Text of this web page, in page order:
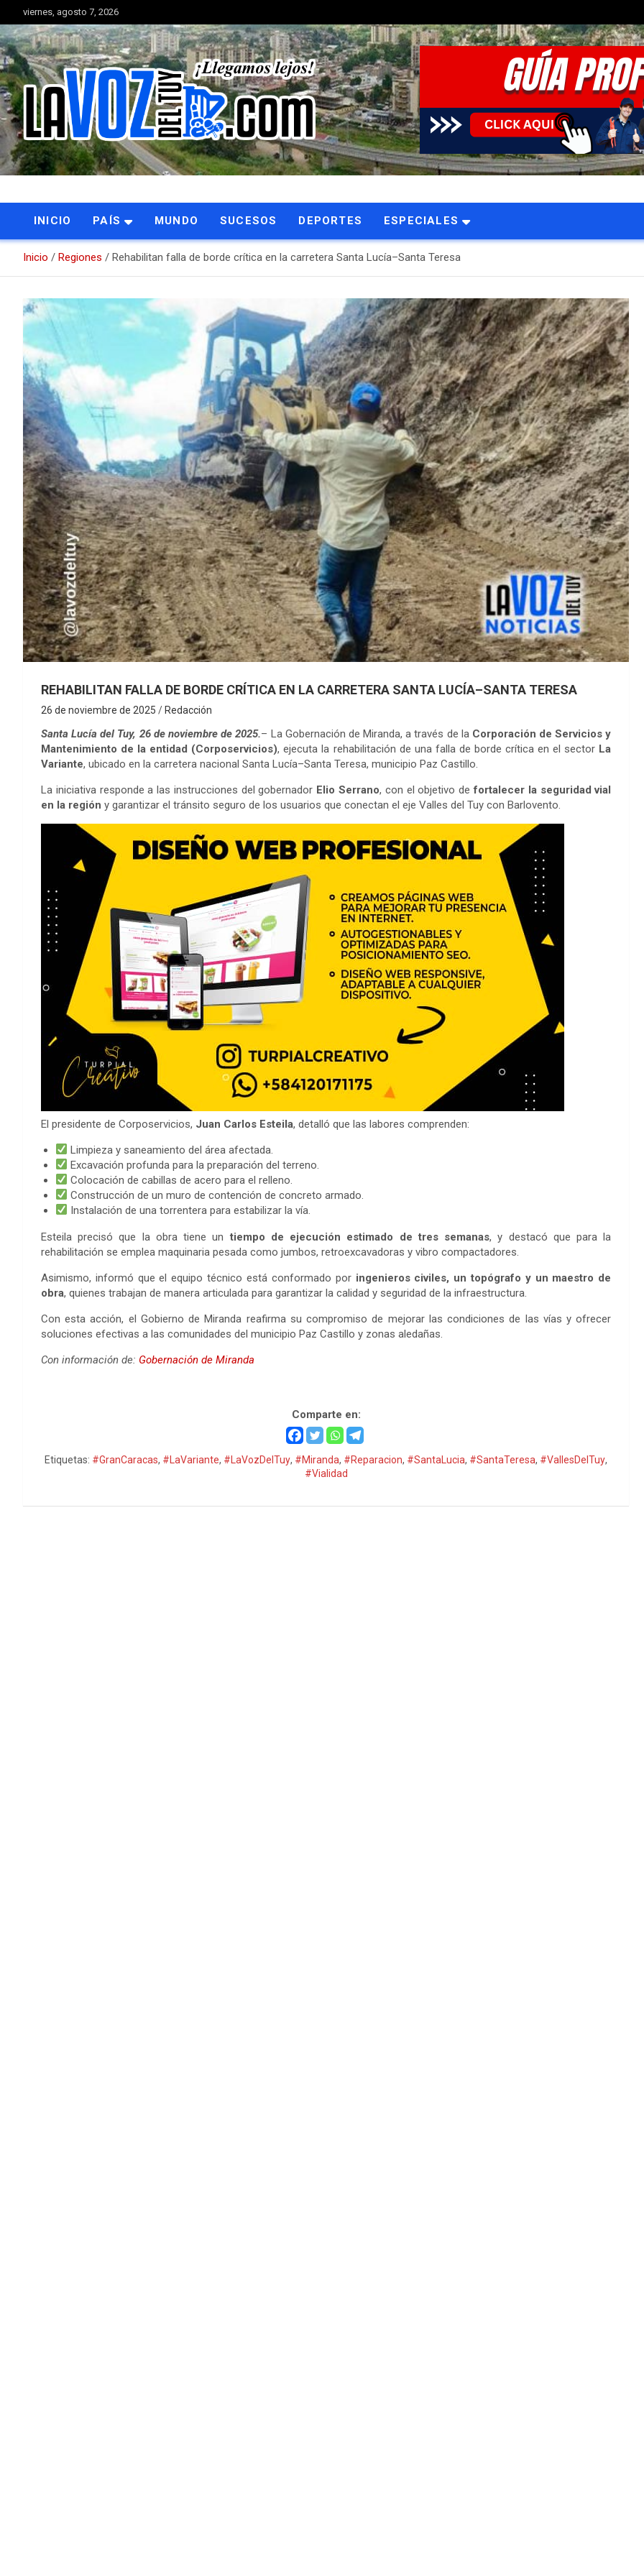
al
contenido
viernes, agosto 7, 2026
La Voz del Tuy
Portal de noticias
INICIO PAÍS MUNDO SUCESOS DEPORTES ESPECIALES
Inicio Regiones Rehabilitan falla de borde crítica en la carretera Santa Lucía–Santa Teresa
REHABILITAN FALLA DE BORDE CRÍTICA EN LA CARRETERA SANTA LUCÍA–SANTA TERESA
26 de noviembre de 2025 Redacción
Santa Lucía del Tuy, 26 de noviembre de 2025.– La Gobernación de Miranda, a través de la Corporación de Servicios y
Mantenimiento de la entidad (Corposervicios), ejecuta la rehabilitación de una falla de borde crítica en el sector La
Variante, ubicado en la carretera nacional Santa Lucía–Santa Teresa, municipio Paz Castillo.
La iniciativa responde a las instrucciones del gobernador Elio Serrano, con el objetivo defortalecer la seguridad vial
en la región y garantizar el tránsito seguro de los usuarios que conectan el eje Valles del Tuy con Barlovento.
El presidente de Corposervicios, Juan Carlos Esteila, detalló que las labores comprenden:
Limpieza y saneamiento del área afectada.
Excavación profunda para la preparación del terreno.
Colocación de cabillas de acero para el relleno.
Construcción de un muro de contención de concreto armado.
Instalación de una torrentera para estabilizar la vía.
Esteila precisó que la obra tiene untiempo de ejecución estimado de tres semanas, y destacó que para la
rehabilitación se emplea maquinaria pesada como jumbos, retroexcavadoras y vibro compactadores.
Asimismo, informó que el equipo técnico está conformado por ingenieros civiles, un topógrafo y un maestro de
obra, quienes trabajan de manera articulada para garantizar la calidad y seguridad de la infraestructura.
Con esta acción, el Gobierno de Miranda reafirma su compromiso de mejorar las condiciones de las vías y ofrecer
soluciones efectivas a las comunidades del municipio Paz Castillo y zonas aledañas.
Con información de: Gobernación de Miranda
Comparte en:
Etiquetas: #GranCaracas, #LaVariante, #LaVozDelTuy, #Miranda, #Reparacion, #SantaLucia, #SantaTeresa, #VallesDelTuy,
#Vialidad